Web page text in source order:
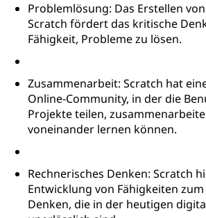
Problemlösung: Das Erstellen
Scratch fördert das kritische
Fähigkeit, Probleme zu lösen.
Zusammenarbeit: Scratch hat
Online-Community, in der die
Projekte teilen,
voneinander lernen können.
Rechnerisches Denken: Scratch
Entwicklung von Fähigkeiten
Denken, die in der heutigen